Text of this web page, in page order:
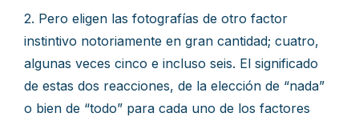
2. Pero eligen las fotografías de otro factor
instintivo notoriamente en gran cantidad; cuatro,
algunas veces cinco e incluso seis. El significado
de estas dos reacciones, de la elección de “nada”
o bien de “todo” para cada uno de los factores